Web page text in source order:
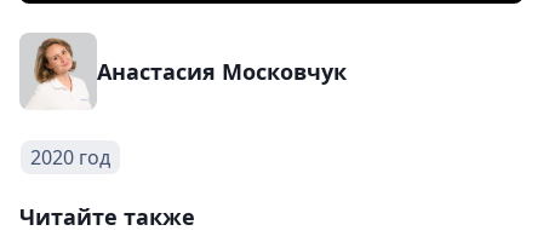
Анастасия Московчук
2020 год
Читайте также